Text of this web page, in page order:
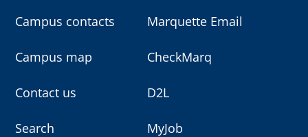
Campus contacts
Campus map
Contact us
Search
Marquette Email
CheckMarq
D2L
MyJob